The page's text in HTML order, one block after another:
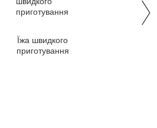
Їжа швидкого
приготування